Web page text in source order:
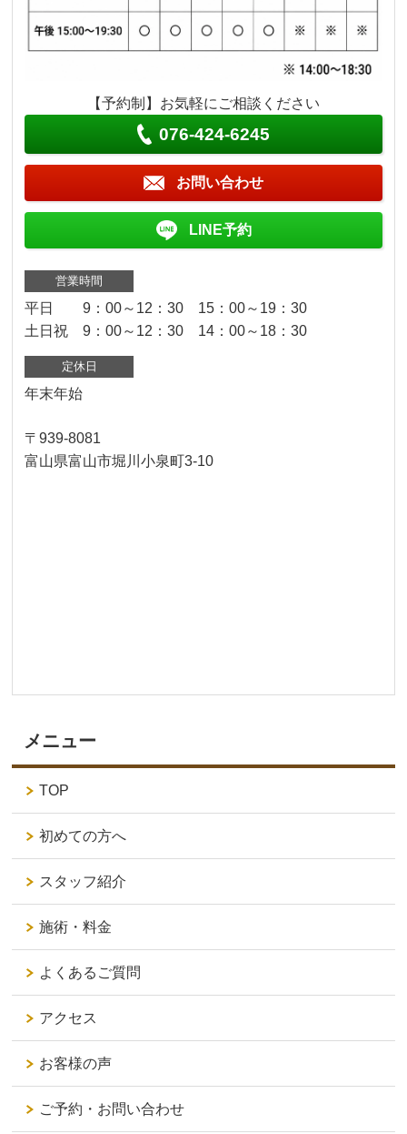
【予約制】お気軽にご相談ください
076-424-6245
お問い合わせ
LINE予約
営業時間
平日 9：00～12：30 15：00～19：30
土日祝 9：00～12：30 14：00～18：30
定休日
年末年始
〒939-8081
富山県富山市堀川小泉町3-10
メニュー
TOP
初めての方へ
スタッフ紹介
施術・料金
よくあるご質問
アクセス
お客様の声
ご予約・お問い合わせ